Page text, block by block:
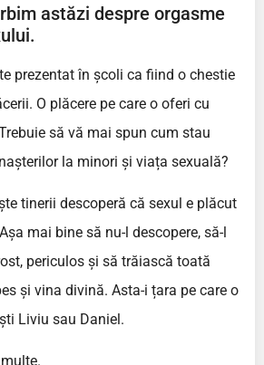
astăzi despre orgasme
prezentat în școli ca fiind o chestie
O plăcere pe care o oferi cu
să vă mai spun cum stau
la minori și viața sexuală?
tinerii descoperă că sexul e plăcut
mai bine să nu-l descopere, să-l
periculos și să trăiască toată
și vina divină. Asta-i țara pe care o
Liviu sau Daniel.